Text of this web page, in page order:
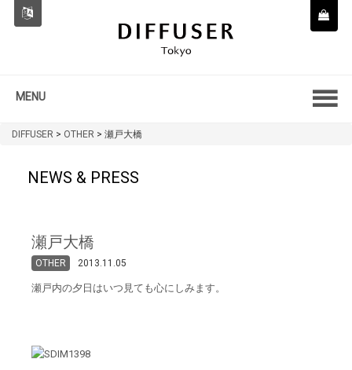
MENU
DIFFUSER > OTHER > 瀬戸大橋
NEWS & PRESS
瀬戸大橋
OTHER 2013.11.05
瀬戸内の夕日はいつ見ても心にしみます。